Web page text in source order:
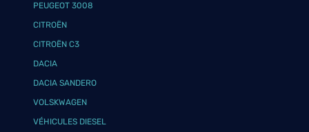
PEUGEOT 3008
CITROËN
CITROËN C3
DACIA
DACIA SANDERO
VOLSKWAGEN
VÉHICULES DIESEL